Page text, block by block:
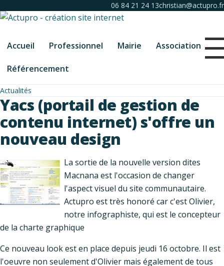
06 84 21 24 13christian@actupro.fr
Accueil Professionnel Mairie Association
Référencement
Actualités
Yacs (portail de gestion de
contenu internet) s'offre un
nouveau design
La sortie de la nouvelle version dites
Macnana est l'occasion de changer
l'aspect visuel du site communautaire.
Actupro est très honoré car c'est Olivier,
notre infographiste, qui est le concepteur
de la charte graphique
Ce nouveau look est en place depuis jeudi 16 octobre. Il est
l'oeuvre non seulement d'Olivier mais également de tous